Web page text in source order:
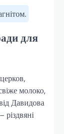
для
молоко,
Давидова